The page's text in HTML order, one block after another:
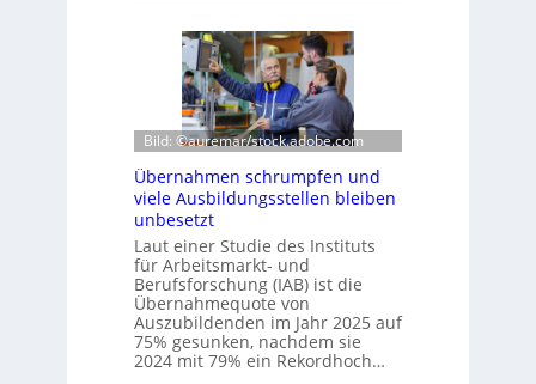
-
D
E
S
I
-
I
n
d
x
a
u
f
P
l
a
u
t
s
c
h
e
i
r
s
c
h
a
f
t
Bild: ©auremar/stock.adobe.com
Übernahmen schrumpfen und
viele Ausbildungsstellen bleiben
unbesetzt
Laut einer Studie des Instituts
für Arbeitsmarkt- und
Berufsforschung (IAB) ist die
Übernahmequote von
Auszubildenden im Jahr 2025 auf
75% gesunken, nachdem sie
2024 mit 79% ein Rekordhoch…